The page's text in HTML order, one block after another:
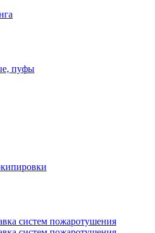
пуфы
систем пожаротушения